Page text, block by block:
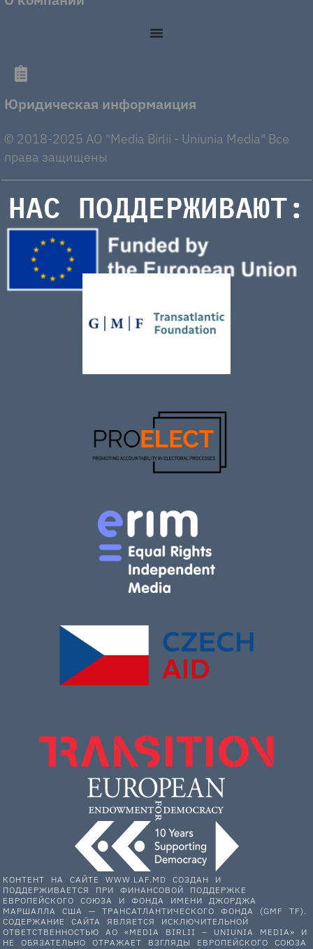
Юридическая информаиция
© 2018-2025 AO "Media Birlii - Uniunia Media" Все
права защищены
НАС ПОДДЕРЖИВАЮТ:
КОНТЕНТ НА САЙТЕ WWW.LAF.MD СОЗДАН И
ПОДДЕРЖИВАЕТСЯ ПРИ ФИНАНСОВОЙ ПОДДЕРЖКЕ
ЕВРОПЕЙСКОГО СОЮЗА И ФОНДА ИМЕНИ ДЖОРДЖА
МАРШАЛЛА США — ТРАНСАТЛАНТИЧЕСКОГО ФОНДА (GMF TF).
СОДЕРЖАНИЕ САЙТА ЯВЛЯЕТСЯ ИСКЛЮЧИТЕЛЬНОЙ
ОТВЕТСТВЕННОСТЬЮ АО «MEDIA BIRLII – UNIUNIA MEDIA» И
НЕ ОБЯЗАТЕЛЬНО ОТРАЖАЕТ ВЗГЛЯДЫ ЕВРОПЕЙСКОГО СОЮЗА